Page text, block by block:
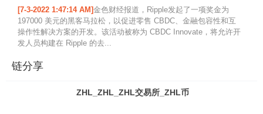
[7-3-2022 1:47:14 AM]金色财经报道，Ripple发起了一项奖金为
197000 美元的黑客马拉松，以促进零售 CBDC、金融包容性和互
操作性解决方案的开发。该活动被称为 CBDC Innovate，将允许开
发人员构建在 Ripple 的去...
链分享
ZHL_ZHL_ZHL交易所_ZHL币